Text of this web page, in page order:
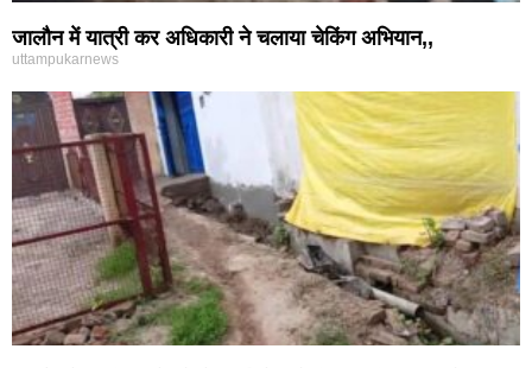
जालौन में यात्री कर अधिकारी ने चलाया चेकिंग अभियान,,
uttampukarnews